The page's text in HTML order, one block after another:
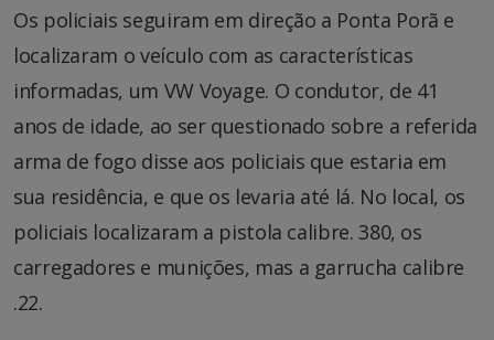
Os policiais seguiram em direção a Ponta Porã e
localizaram o veículo com as características
informadas, um VW Voyage. O condutor, de 41
anos de idade, ao ser questionado sobre a referida
arma de fogo disse aos policiais que estaria em
sua residência, e que os levaria até lá. No local, os
policiais localizaram a pistola calibre. 380, os
carregadores e munições, mas a garrucha calibre
.22.